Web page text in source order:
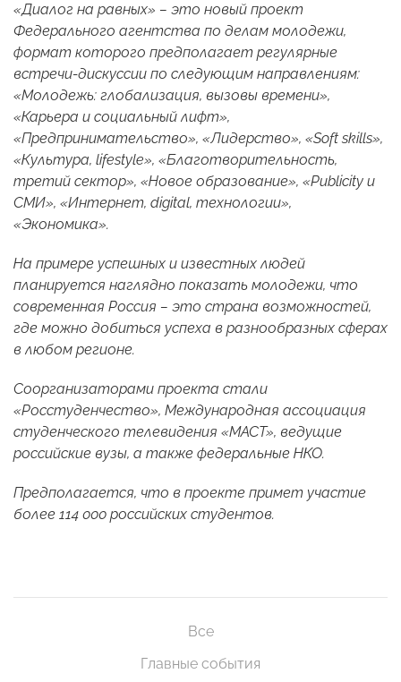
«Диалог на равных» – это новый проект
Федерального агентства по делам молодежи,
формат которого предполагает регулярные
встречи-дискуссии по следующим направлениям:
«Молодежь: глобализация, вызовы времени»,
«Карьера и социальный лифт»,
«Предпринимательство», «Лидерство», «Soft skills»,
«Культура, lifestyle», «Благотворительность,
третий сектор», «Новое образование», «Publicity и
СМИ», «Интернет, digital, технологии»,
«Экономика».
На примере успешных и известных людей
планируется наглядно показать молодежи, что
современная Россия – это страна возможностей,
где можно добиться успеха в разнообразных сферах
в любом регионе.
Соорганизаторами проекта стали
«Росстуденчество», Международная ассоциация
студенческого телевидения «МАСТ», ведущие
российские вузы, а также федеральные НКО.
Предполагается, что в проекте примет участие
более 114 000 российских студентов.
Все
Главные события